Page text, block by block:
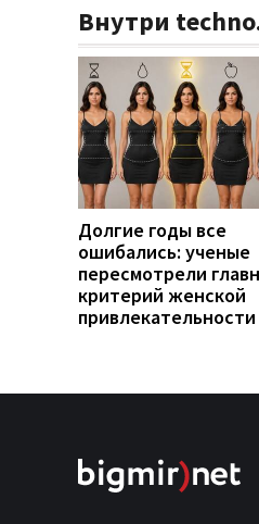
Внутри
Долгие годы все
ошибались: ученые
пересмотрели
критерий женской
привлекательности